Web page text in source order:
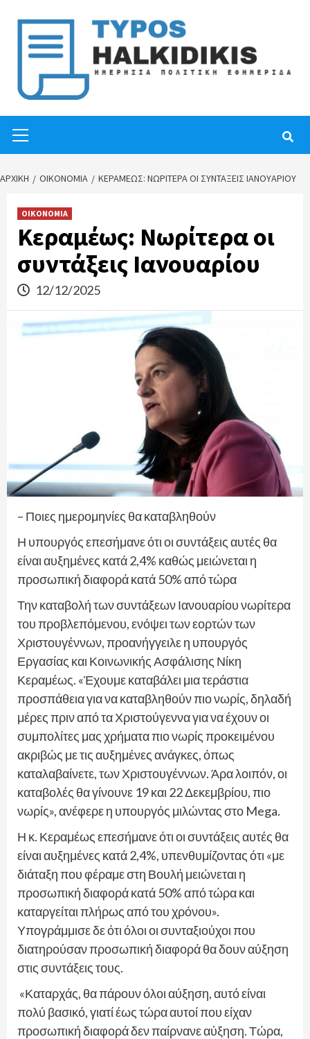
content
Menu
ΑΡΧΙΚΉ ΟΙΚΟΝΟΜΙΑ ΚΕΡΑΜΈΩΣ: ΝΩΡΊΤΕΡΑ ΟΙ ΣΥΝΤΆΞΕΙΣ ΙΑΝΟΥΑΡΊΟΥ
ΟΙΚΟΝΟΜΙΑ
Κεραμέως: Νωρίτερα οι
συντάξεις Ιανουαρίου
12/12/2025
– Ποιες ημερομηνίες θα καταβληθούν
Η υπουργός επεσήμανε ότι οι συντάξεις αυτές θα
είναι αυξημένες κατά 2,4% καθώς μειώνεται η
προσωπική διαφορά κατά 50% από τώρα
Την καταβολή των συντάξεων Ιανουαρίου νωρίτερα
του προβλεπόμενου, ενόψει των εορτών των
Χριστουγέννων, προανήγγειλε η υπουργός
Εργασίας και Κοινωνικής Ασφάλισης Νίκη
Κεραμέως. «Έχουμε καταβάλει μια τεράστια
προσπάθεια για να καταβληθούν πιο νωρίς, δηλαδή
μέρες πριν από τα Χριστούγεννα για να έχουν οι
συμπολίτες μας χρήματα πιο νωρίς προκειμένου
ακριβώς με τις αυξημένες ανάγκες, όπως
καταλαβαίνετε, των Χριστουγέννων. Άρα λοιπόν, οι
καταβολές θα γίνουνε 19 και 22 Δεκεμβρίου, πιο
νωρίς», ανέφερε η υπουργός μιλώντας στο Mega.
Η κ. Κεραμέως επεσήμανε ότι οι συντάξεις αυτές θα
είναι αυξημένες κατά 2,4%, υπενθυμίζοντας ότι «με
διάταξη που φέραμε στη Βουλή μειώνεται η
προσωπική διαφορά κατά 50% από τώρα και
καταργείται πλήρως από του χρόνου».
Υπογράμμισε δε ότι όλοι οι συνταξιούχοι που
διατηρούσαν προσωπική διαφορά θα δουν αύξηση
στις συντάξεις τους.
«Καταρχάς, θα πάρουν όλοι αύξηση, αυτό είναι
πολύ βασικό, γιατί έως τώρα αυτοί που είχαν
προσωπική διαφορά δεν παίρνανε αύξηση. Τώρα,